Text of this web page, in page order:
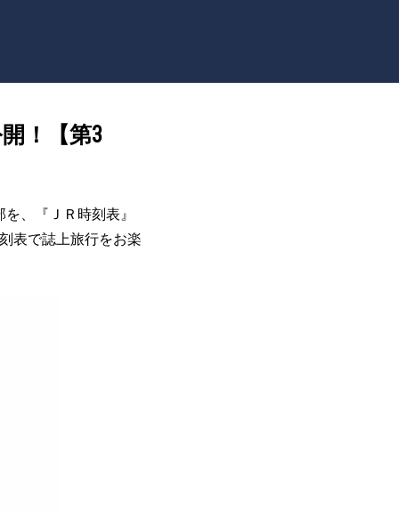
！【第3
、『ＪＲ時刻表』
表で誌上旅行をお楽